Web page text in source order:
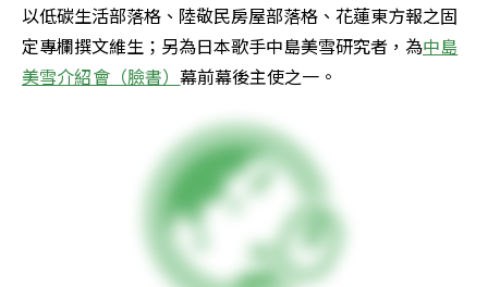
以低碳生活部落格、陸敬民房屋部落格、花蓮東方報之固
定專欄撰文維生；另為日本歌手中島美雪研究者，為中島
美雪介紹會（臉書）幕前幕後主使之一。